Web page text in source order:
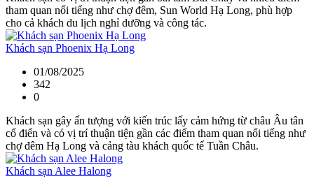
tham quan nổi tiếng như chợ đêm, Sun World Hạ Long, phù hợp
cho cả khách du lịch nghỉ dưỡng và công tác.
Khách sạn Phoenix Hạ Long
01/08/2025
342
0
Khách sạn gây ấn tượng với kiến trúc lấy cảm hứng từ châu Âu tân
cổ điển và có vị trí thuận tiện gần các điểm tham quan nổi tiếng như
chợ đêm Hạ Long và cảng tàu khách quốc tế Tuần Châu.
Khách sạn Alee Halong